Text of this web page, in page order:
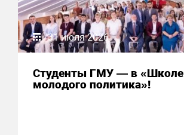
31 июля 2026
Студенты ГМУ — в «Школе
молодого политика»!